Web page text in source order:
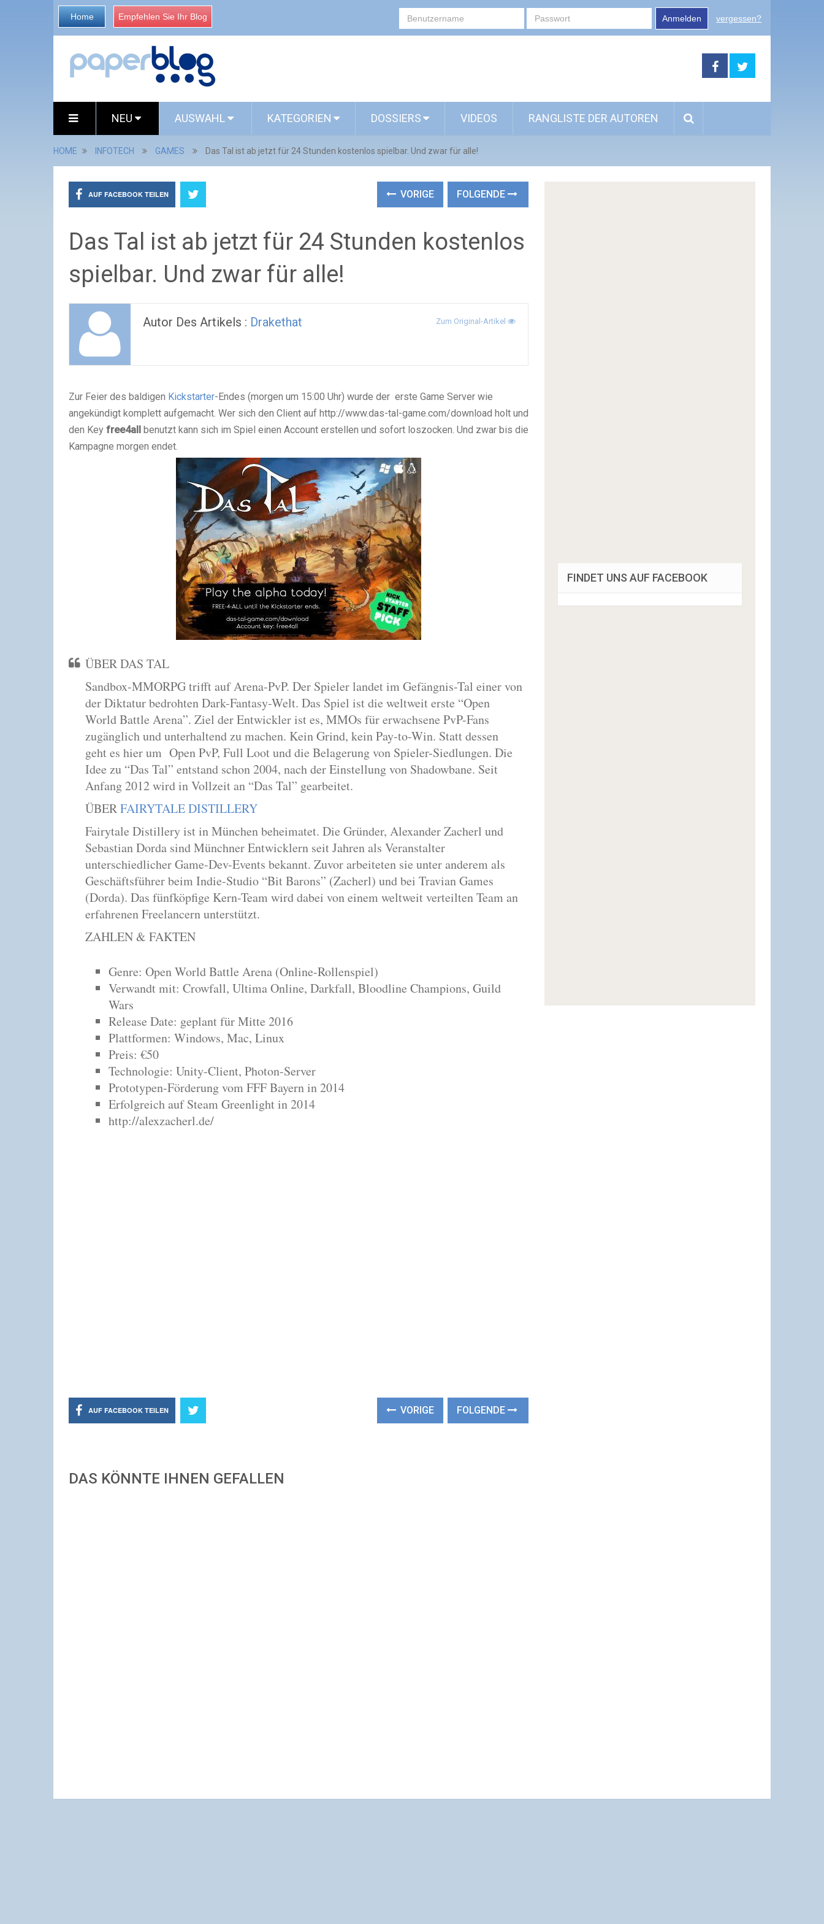
Home Empfehlen Sie Ihr Blog Anmelden vergessen?
NEU AUSWAHL KATEGORIEN DOSSIERS VIDEOS RANGLISTE DER AUTOREN
HOME INFOTECH GAMES Das Tal ist ab jetzt für 24 Stunden kostenlos spielbar. Und zwar für alle!
AUF FACEBOOK TEILEN VORIGE FOLGENDE
Das Tal ist ab jetzt für 24 Stunden kostenlos
spielbar. Und zwar für alle!
Autor Des Artikels : Drakethat Zum Original-Artikel
Zur Feier des baldigen Kickstarter-Endes (morgen um 15:00 Uhr) wurde der erste Game Server wie
angekündigt komplett aufgemacht. Wer sich den Client auf http://www.das-tal-game.com/download holt und
den Key free4all benutzt kann sich im Spiel einen Account erstellen und sofort loszocken. Und zwar bis die
Kampagne morgen endet.
ÜBER DAS TAL
Sandbox-MMORPG trifft auf Arena-PvP. Der Spieler landet im Gefängnis-Tal einer von
der Diktatur bedrohten Dark-Fantasy-Welt. Das Spiel ist die weltweit erste “Open
World Battle Arena”. Ziel der Entwickler ist es, MMOs für erwachsene PvP-Fans
zugänglich und unterhaltend zu machen. Kein Grind, kein Pay-to-Win. Statt dessen
geht es hier um Open PvP, Full Loot und die Belagerung von Spieler-Siedlungen. Die
Idee zu “Das Tal” entstand schon 2004, nach der Einstellung von Shadowbane. Seit
Anfang 2012 wird in Vollzeit an “Das Tal” gearbeitet.
ÜBERFAIRYTALE DISTILLERY
Fairytale Distillery ist in München beheimatet. Die Gründer, Alexander Zacherl und
Sebastian Dorda sind Münchner Entwicklern seit Jahren als Veranstalter
unterschiedlicher Game-Dev-Events bekannt. Zuvor arbeiteten sie unter anderem als
Geschäftsführer beim Indie-Studio “Bit Barons” (Zacherl) und bei Travian Games
(Dorda). Das fünfköpfige Kern-Team wird dabei von einem weltweit verteilten Team an
erfahrenen Freelancern unterstützt.
ZAHLEN & FAKTEN
Genre: Open World Battle Arena (Online-Rollenspiel)
Verwandt mit: Crowfall, Ultima Online, Darkfall, Bloodline Champions, Guild
Wars
Release Date: geplant für Mitte 2016
Plattformen: Windows, Mac, Linux
Preis: €50
Technologie: Unity-Client, Photon-Server
Prototypen-Förderung vom FFF Bayern in 2014
Erfolgreich auf Steam Greenlight in 2014
http://alexzacherl.de/
AUF FACEBOOK TEILEN VORIGE FOLGENDE
DAS KÖNNTE IHNEN GEFALLEN
FINDET UNS AUF FACEBOOK